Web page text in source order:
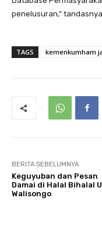
penelusuran,”
TAGS kemenkumham
BERITA SEBELUMNYA
Keguyuban dan Pesan
Damai di Halal Bihalal
Walisongo